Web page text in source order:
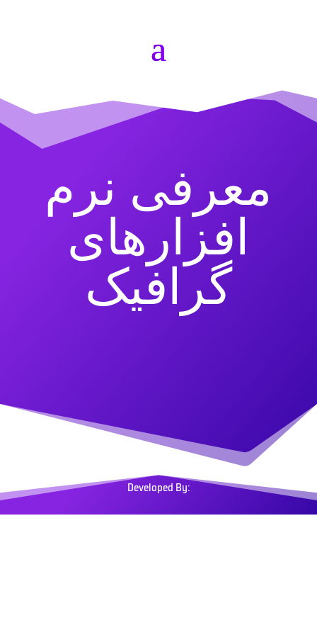
معرفی نرم
افزارهای
گرافیک
Developed By: